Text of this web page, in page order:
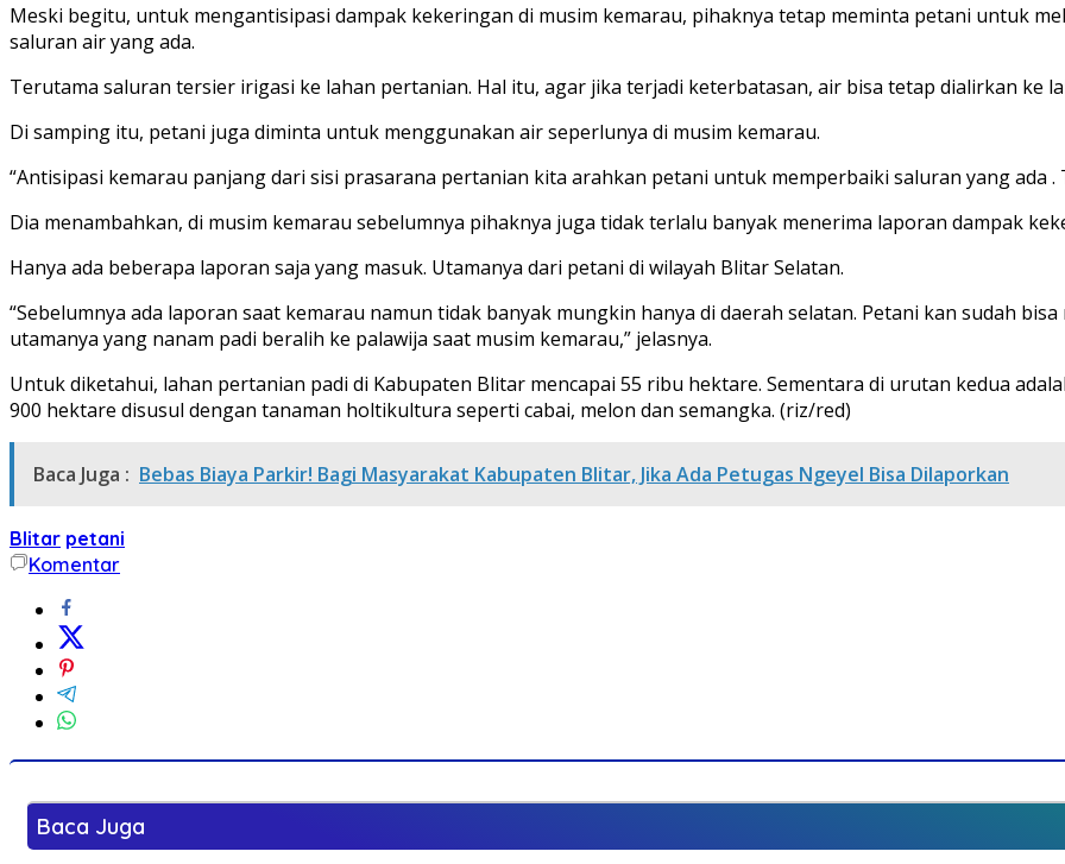
Meski begitu, untuk mengantisipasi dampak kekeringan di musim kemarau, pihaknya tetap meminta petani untuk
saluran air yang ada.
Terutama saluran tersier irigasi ke lahan pertanian. Hal itu, agar jika terjadi keterbatasan, air bisa tetap dialirkan ke
Di samping itu, petani juga diminta untuk menggunakan air seperlunya di musim kemarau.
“Antisipasi kemarau panjang dari sisi prasarana pertanian kita arahkan petani untuk memperbaiki saluran yang ada
Dia menambahkan, di musim kemarau sebelumnya pihaknya juga tidak terlalu banyak menerima laporan dampak
Hanya ada beberapa laporan saja yang masuk. Utamanya dari petani di wilayah Blitar Selatan.
“Sebelumnya ada laporan saat kemarau namun tidak banyak mungkin hanya di daerah selatan. Petani kan sudah
utamanya yang nanam padi beralih ke palawija saat musim kemarau,” jelasnya.
Untuk diketahui, lahan pertanian padi di Kabupaten Blitar mencapai 55 ribu hektare. Sementara di urutan kedua
900 hektare disusul dengan tanaman holtikultura seperti cabai, melon dan semangka. (riz/red)
Baca Juga : Bebas Biaya Parkir! Bagi Masyarakat Kabupaten Blitar, Jika Ada Petugas Ngeyel Bisa Dilaporkan
Blitar petani
Komentar
Baca Juga